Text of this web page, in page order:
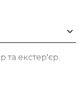
та екстер'єр.